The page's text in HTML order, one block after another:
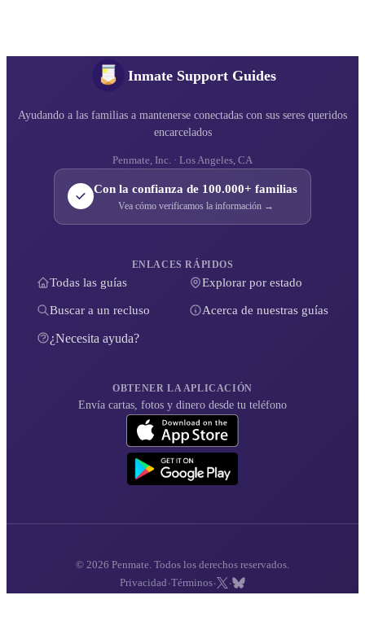
Inmate Support Guides
Ayudando a las familias a mantenerse conectadas con sus seres queridos
encarcelados
Penmate, Inc. · Los Angeles, CA
Con la confianza de 100.000+ familias
Vea cómo verificamos la información →
ENLACES RÁPIDOS
Todas las guías Explorar por estado
Buscar a un recluso Acerca de nuestras guías
¿Necesita ayuda?
OBTENER LA APLICACIÓN
Envía cartas, fotos y dinero desde tu teléfono
© 2026 Penmate. Todos los derechos reservados.
Privacidad ·Términos· ·